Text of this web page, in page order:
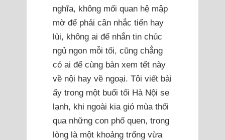
nghĩa, không mối quan hệ mập
mờ để phải cân nhắc tiến hay
lùi, không ai để nhắn tin chúc
ngủ ngon mỗi tối, cũng chẳng
có ai để cùng bàn xem tết này
về nội hay về ngoại. Tôi viết bài
ấy trong một buổi tối Hà Nội se
lạnh, khi ngoài kia gió mùa thổi
qua những con phố quen, trong
lòng là một khoảng trống vừa